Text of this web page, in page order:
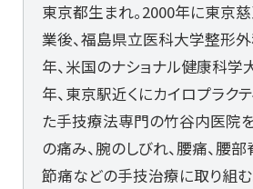
東京都生まれ。2000年に東京
業後、福島県立医科大学整形
年、米国のナショナル健康科学
年、東京駅近くにカイロプラク
た手技療法専門の竹谷内医院を
の痛み、腕のしびれ、腰痛、腰
節痛などの手技治療に取り組む